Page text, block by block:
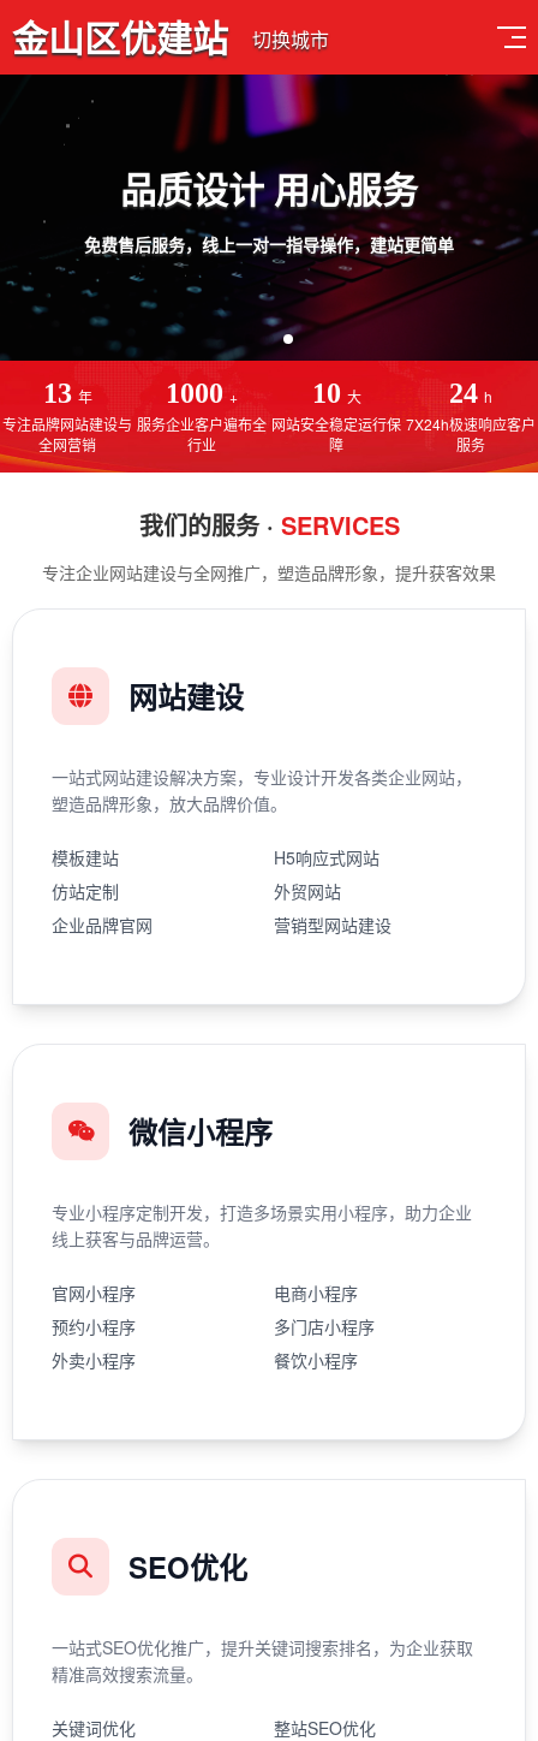
金山区优建站 切换城市
品质设计 用心服务
免费售后服务，线上一对一指导操作，建站更简单
13 年
专注品牌网站建设与
全网营销
1000 +
服务企业客户遍布全
行业
10 大
网站安全稳定运行保
障
24 h
7X24h极速响应客户
服务
我们的服务 · SERVICES
专注企业网站建设与全网推广，塑造品牌形象，提升获客效果
网站建设
一站式网站建设解决方案，专业设计开发各类企业网站，
塑造品牌形象，放大品牌价值。
模板建站
H5响应式网站
仿站定制
外贸网站
企业品牌官网
营销型网站建设
微信小程序
专业小程序定制开发，打造多场景实用小程序，助力企业
线上获客与品牌运营。
官网小程序
电商小程序
预约小程序
多门店小程序
外卖小程序
餐饮小程序
SEO优化
一站式SEO优化推广，提升关键词搜索排名，为企业获取
精准高效搜索流量。
关键词优化
整站SEO优化